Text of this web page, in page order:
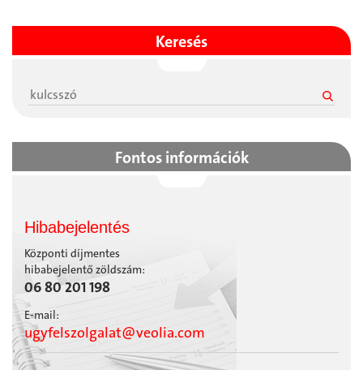
Keresés
Fontos információk
Hibabejelentés
Központi díjmentes
hibabejelentő zöldszám:
06 80 201 198
E-mail:
ugyfelszolgalat@veolia.com